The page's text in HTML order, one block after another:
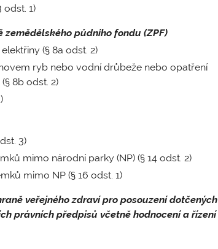
1)
půdního fondu (ZPF)
(§ 8a odst. 2)
ryb nebo vodní drůbeže nebo opatření
8b odst. 2)
3)
mimo národní parky (NP) (§ 14 odst. 2)
mimo NP (§ 16 odst. 1)
veřejného zdraví pro posouzení dotčených
právních předpisů včetně hodnocení a řízení